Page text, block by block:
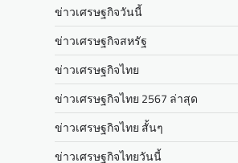
ข่าวเศรษฐกิจวันนี้
ข่าวเศรษฐกิจสหรัฐ
ข่าวเศรษฐกิจไทย
ข่าวเศรษฐกิจไทย 2567 ล่าสุด
ข่าวเศรษฐกิจไทย สั้นๆ
ข่าวเศรษฐกิจไทยวันนี้